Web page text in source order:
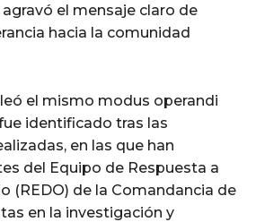
el mensaje claro de
hacia la comunidad
el mismo modus operandi
identificado tras las
en las que han
del Equipo de Respuesta a
(REDO) de la Comandancia de
en la investigación y